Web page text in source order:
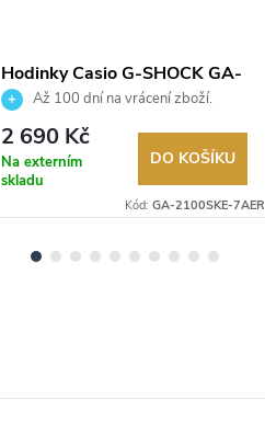
Hodinky Casio G-SHOCK GA-
2100SKE-7AER
Až 100 dní na vrácení zboží.
Autorizovaný prodejce.
2 690 Kč
Na externím
skladu
DO KOŠÍKU
Kód: GA-2100SKE-7AER